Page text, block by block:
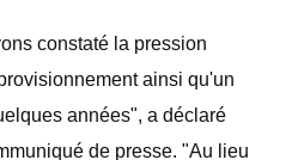
constaté la pression
ainsi qu'un
années", a déclaré
de presse. "Au lieu